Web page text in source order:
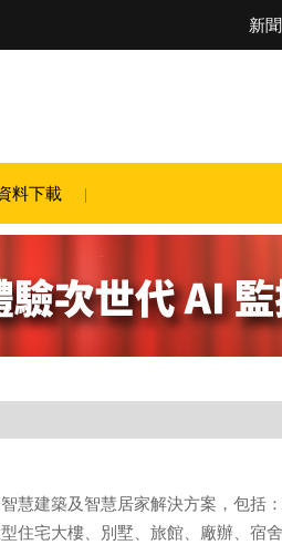
新聞
料下載
慧建築及智慧居家解決方案，包括
住宅大樓、別墅、旅館、廠辦、宿